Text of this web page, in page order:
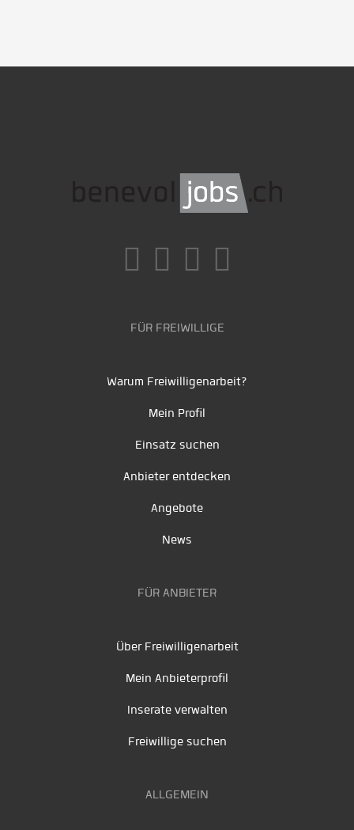
FÜR FREIWILLIGE
Warum Freiwilligenarbeit?
Mein Profil
Einsatz suchen
Anbieter entdecken
Angebote
News
FÜR ANBIETER
Über Freiwilligenarbeit
Mein Anbieterprofil
Inserate verwalten
Freiwillige suchen
ALLGEMEIN